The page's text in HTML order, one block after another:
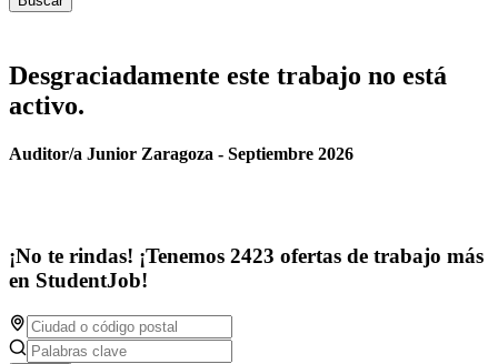
Desgraciadamente este trabajo no está
activo.
Auditor/a Junior Zaragoza - Septiembre 2026
¡No te rindas! ¡Tenemos 2423 ofertas de trabajo más
en StudentJob!